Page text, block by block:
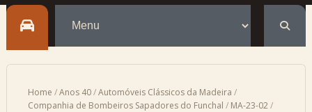
Home /Anos 40/Automóveis Clássicos da Madeira /
Companhia de Bombeiros Sapadores do Funchal / MA-23-02/